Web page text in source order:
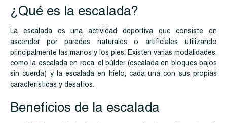
¿Qué es la escalada?
La escalada es una actividad deportiva que consiste en
ascender por paredes naturales o artificiales utilizando
principalmente las manos y los pies. Existen varias modalidades,
como la escalada en roca, el búlder (escalada en bloques bajos
sin cuerda) y la escalada en hielo, cada una con sus propias
características y desafíos.
Beneficios de la escalada